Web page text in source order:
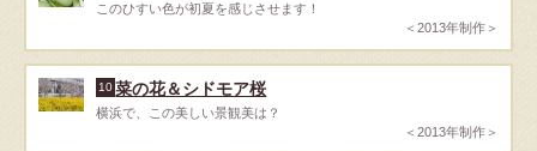
このひすい色が初夏を感じさせます！
＜2013年制作＞
10 菜の花＆シドモア桜
横浜で、この美しい景観美は？
＜2013年制作＞